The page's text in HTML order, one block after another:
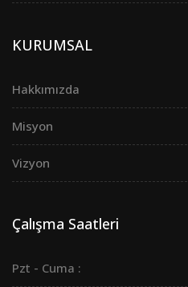
KURUMSAL
Hakkımızda
Misyon
Vizyon
Çalışma Saatleri
Pzt - Cuma :